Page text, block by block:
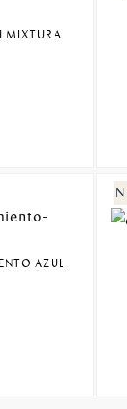
MIXTURA
AZUL